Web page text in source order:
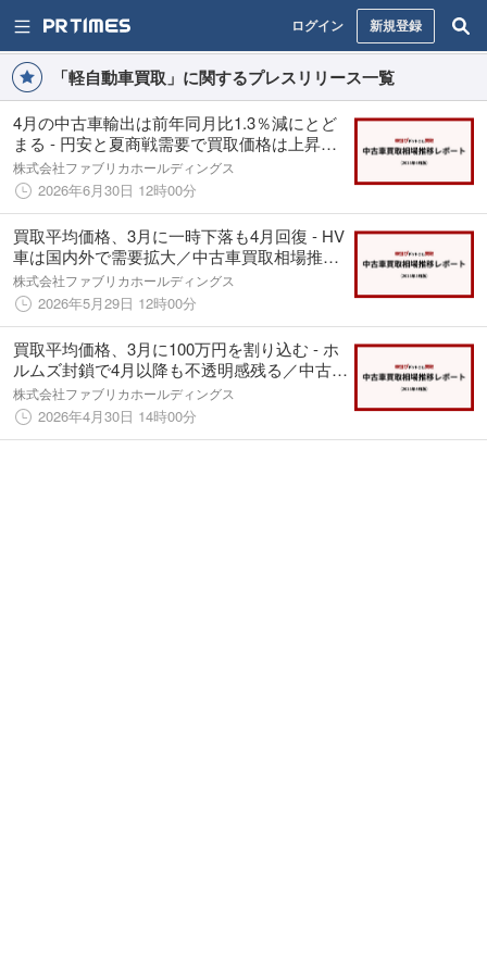
ログイン 新規登録
「軽自動車買取」に関するプレスリリース一覧
4月の中古車輸出は前年同月比1.3％減にとど
まる - 円安と夏商戦需要で買取価格は上昇予
測／中古車買取相場推移レポート（2026年6
月版）
株式会社ファブリカホールディングス
2026年6月30日 12時00分
買取平均価格、3月に一時下落も4月回復 - HV
車は国内外で需要拡大／中古車買取相場推移
レポート（2026年5月版）
株式会社ファブリカホールディングス
2026年5月29日 12時00分
買取平均価格、3月に100万円を割り込む - ホ
ルムズ封鎖で4月以降も不透明感残る／中古車
買取相場推移レポート（2026年4月版）
株式会社ファブリカホールディングス
2026年4月30日 14時00分